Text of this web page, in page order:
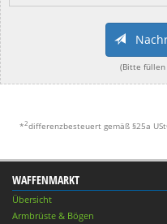
(Bitte füllen
*2differenzbesteuert gemäß §25a
WAFFENMARKT
Übersicht
Armbrüste & Bögen